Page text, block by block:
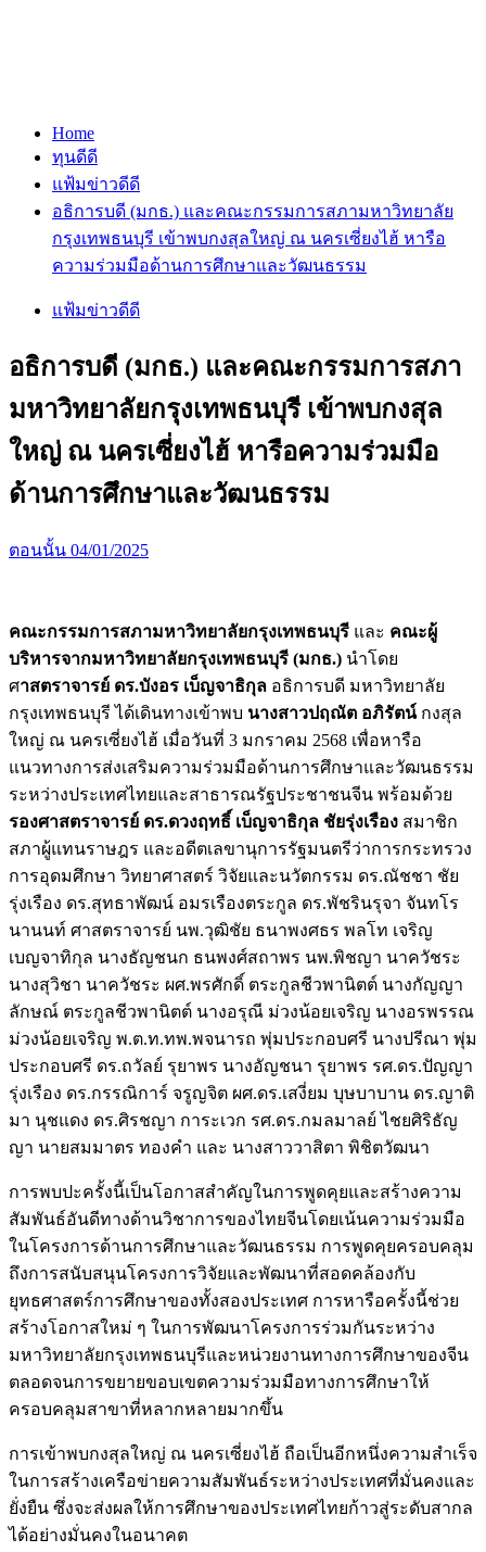
Home
ทุนดีดี
แฟ้มข่าวดีดี
อธิการบดี (มกธ.) และคณะกรรมการสภามหาวิทยาลัย
กรุงเทพธนบุรี เข้าพบกงสุลใหญ่ ณ นครเซี่ยงไฮ้ หารือ
ความร่วมมือด้านการศึกษาและวัฒนธรรม
แฟ้มข่าวดีดี
อธิการบดี (มกธ.) และคณะกรรมการสภา
มหาวิทยาลัยกรุงเทพธนบุรี เข้าพบกงสุล
ใหญ่ ณ นครเซี่ยงไฮ้ หารือความร่วมมือ
ด้านการศึกษาและวัฒนธรรม
ตอนนั้น 04/01/2025
คณะกรรมการสภามหาวิทยาลัยกรุงเทพธนบุรี และ คณะผู้
บริหารจากมหาวิทยาลัยกรุงเทพธนบุรี (มกธ.) นำโดย
ศาสตราจารย์ ดร.บังอร เบ็ญจาธิกุล อธิการบดี มหาวิทยาลัย
กรุงเทพธนบุรี ได้เดินทางเข้าพบ นางสาวปฤณัต อภิรัตน์กงสุล
ใหญ่ ณ นครเซี่ยงไฮ้ เมื่อวันที่ 3 มกราคม 2568 เพื่อหารือ
แนวทางการส่งเสริมความร่วมมือด้านการศึกษาและวัฒนธรรม
ระหว่างประเทศไทยและสาธารณรัฐประชาชนจีน พร้อมด้วย
รองศาสตราจารย์ ดร.ดวงฤทธิ์ เบ็ญจาธิกุล ชัยรุ่งเรือง สมาชิก
สภาผู้แทนราษฎร และอดีตเลขานุการรัฐมนตรีว่าการกระทรวง
การอุดมศึกษา วิทยาศาสตร์ วิจัยและนวัตกรรม ดร.ณัชชา ชัย
รุ่งเรือง ดร.สุทธาพัฒน์ อมรเรืองตระกูล ดร.พัชรินรุจา จันทโร
นานนท์ ศาสตราจารย์ นพ.วุฒิชัย ธนาพงศธร พลโท เจริญ
เบญจาทิกุล นางธัญชนก ธนพงศ์สถาพร นพ.พิชญา นาควัชระ
นางสุวิชา นาควัชระ ผศ.พรศักดิ์ ตระกูลชีวพานิตต์ นางกัญญา
ลักษณ์ ตระกูลชีวพานิตต์ นางอรุณี ม่วงน้อยเจริญ นางอรพรรณ
ม่วงน้อยเจริญ พ.ต.ท.ทพ.พจนารถ พุ่มประกอบศรี นางปรีณา พุ่ม
ประกอบศรี ดร.ถวัลย์ รุยาพร นางอัญชนา รุยาพร รศ.ดร.ปัญญา
รุ่งเรือง ดร.กรรณิการ์ จรูญจิต ผศ.ดร.เสงี่ยม บุษบาบาน ดร.ญาติ
มา นุชแดง ดร.ศิรชญา การะเวก รศ.ดร.กมลมาลย์ ไชยศิริธัญ
ญา นายสมมาตร ทองคำ และ นางสาววาสิตา พิชิตวัฒนา
การพบปะครั้งนี้เป็นโอกาสสำคัญในการพูดคุยและสร้างความ
สัมพันธ์อันดีทางด้านวิชาการของไทยจีนโดยเน้นความร่วมมือ
ในโครงการด้านการศึกษาและวัฒนธรรม การพูดคุยครอบคลุม
ถึงการสนับสนุนโครงการวิจัยและพัฒนาที่สอดคล้องกับ
ยุทธศาสตร์การศึกษาของทั้งสองประเทศ การหารือครั้งนี้ช่วย
สร้างโอกาสใหม่ ๆ ในการพัฒนาโครงการร่วมกันระหว่าง
มหาวิทยาลัยกรุงเทพธนบุรีและหน่วยงานทางการศึกษาของจีน
ตลอดจนการขยายขอบเขตความร่วมมือทางการศึกษาให้
ครอบคลุมสาขาที่หลากหลายมากขึ้น
การเข้าพบกงสุลใหญ่ ณ นครเซี่ยงไฮ้ ถือเป็นอีกหนึ่งความสำเร็จ
ในการสร้างเครือข่ายความสัมพันธ์ระหว่างประเทศที่มั่นคงและ
ยั่งยืน ซึ่งจะส่งผลให้การศึกษาของประเทศไทยก้าวสู่ระดับสากล
ได้อย่างมั่นคงในอนาคต